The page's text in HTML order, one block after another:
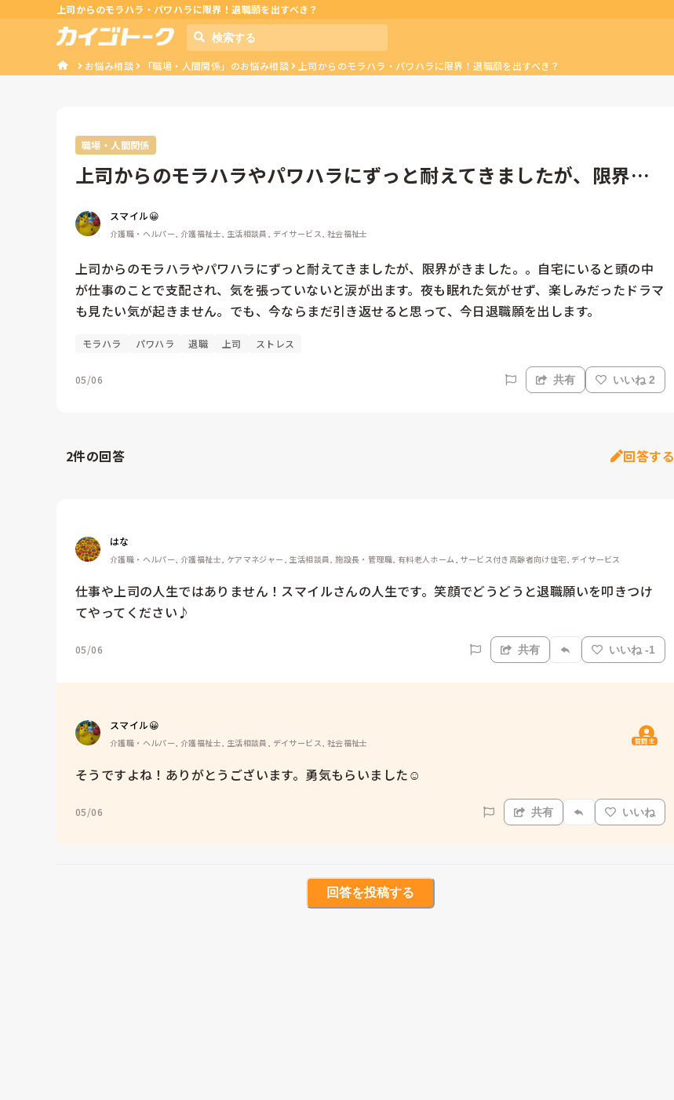
上司からのモラハラ・パワハラに限界！退職願を出すべき？
お悩み相談 「職場・人間関係」のお悩み相談 上司からのモラハラ・パワハラに限界！退職願を出すべき？
職場・人間関係
上司からのモラハラやパワハラにずっと耐えてきましたが、限界が
スマイル😀
介護職・ヘルパー, 介護福祉士, 生活相談員, デイサービス, 社会福祉士
上司からのモラハラやパワハラにずっと耐えてきましたが、限界がきました。。自宅にいると頭の中
が仕事のことで支配され、気を張っていないと涙が出ます。夜も眠れた気がせず、楽しみだったドラマ
も見たい気が起きません。でも、今ならまだ引き返せると思って、今日退職願を出します。
モラハラ パワハラ 退職 上司 ストレス
05/06 共有 いいね 2
2件の回答 回答する
はな
介護職・ヘルパー, 介護福祉士, ケアマネジャー, 生活相談員, 施設長・管理職, 有料老人ホーム, サービス付き高齢者向け住宅, デイサービス
仕事や上司の人生ではありません！スマイルさんの人生です。笑顔でどうどうと退職願いを叩きつけ
てやってください♪
05/06 共有 いいね -1
スマイル😀
介護職・ヘルパー, 介護福祉士, 生活相談員, デイサービス, 社会福祉士 質問主
そうですよね！ありがとうございます。勇気もらいました☺️
05/06 共有 いいね
回答を投稿する